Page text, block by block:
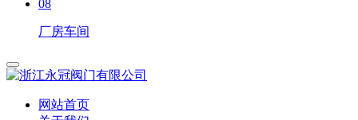
08
厂房车间
网站首页